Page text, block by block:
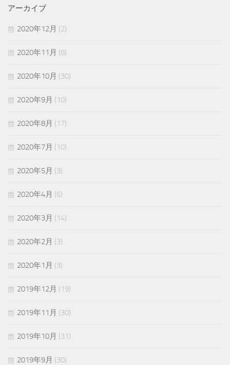
アーカイブ
2020年12月 (2)
2020年11月 (8)
2020年10月 (30)
2020年9月 (10)
2020年8月 (17)
2020年7月 (10)
2020年5月 (3)
2020年4月 (6)
2020年3月 (14)
2020年2月 (3)
2020年1月 (3)
2019年12月 (19)
2019年11月 (30)
2019年10月 (31)
2019年9月 (30)